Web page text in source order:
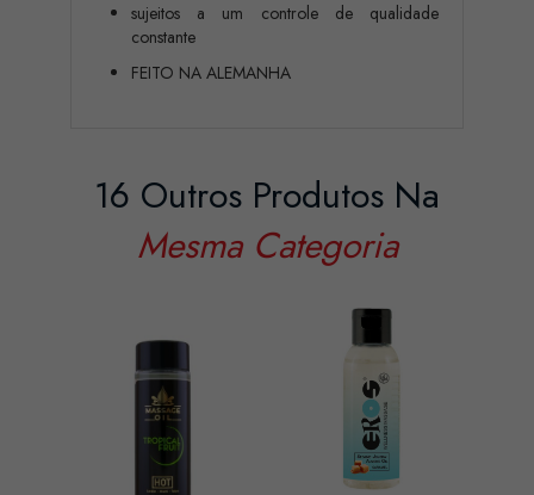
sujeitos a um controle de qualidade
constante
FEITO NA ALEMANHA
16 Outros Produtos Na
Mesma Categoria